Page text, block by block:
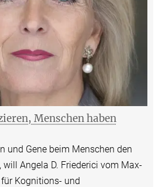
Menschen haben
und Gene beim Menschen den
will Angela D. Friederici vom Max-
Kognitions- und